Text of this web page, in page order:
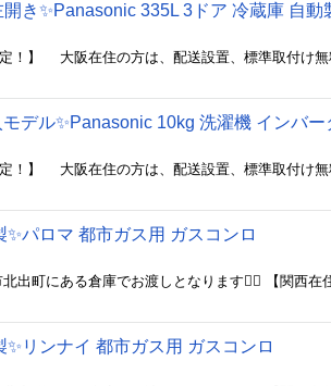
き✨Panasonic 335L 3ドア 冷蔵庫 自動
デル✨Panasonic 10kg 洗濯機 インバ
パロマ 都市ガス用 ガスコンロ
リンナイ 都市ガス用 ガスコンロ